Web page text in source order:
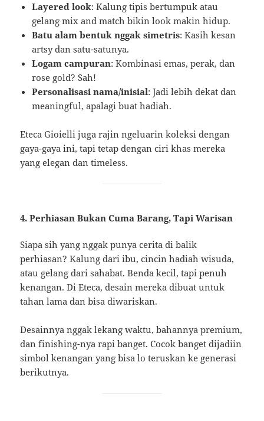
Layered look: Kalung tipis bertumpuk atau
gelang mix and match bikin look makin hidup.
Batu alam bentuk nggak simetris: Kasih kesan
artsy dan satu-satunya.
Logam campuran: Kombinasi emas, perak, dan
rose gold? Sah!
Personalisasi nama/inisial: Jadi lebih dekat dan
meaningful, apalagi buat hadiah.
Eteca Gioielli juga rajin ngeluarin koleksi dengan
gaya-gaya ini, tapi tetap dengan ciri khas mereka
yang elegan dan timeless.
4. Perhiasan Bukan Cuma Barang, Tapi Warisan
Siapa sih yang nggak punya cerita di balik
perhiasan? Kalung dari ibu, cincin hadiah wisuda,
atau gelang dari sahabat. Benda kecil, tapi penuh
kenangan. Di Eteca, desain mereka dibuat untuk
tahan lama dan bisa diwariskan.
Desainnya nggak lekang waktu, bahannya premium,
dan finishing-nya rapi banget. Cocok banget dijadiin
simbol kenangan yang bisa lo teruskan ke generasi
berikutnya.